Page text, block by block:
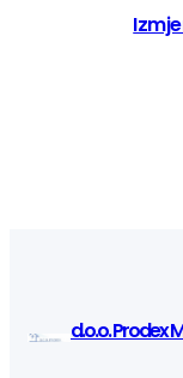
d.o.o. Prodex